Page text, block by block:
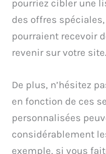
pourriez cibler une
des offres
pourraient recevoir
revenir sur votre site.
De plus, n’hésitez
en fonction de ces
personnalisées
considérablement
exemple, si vous